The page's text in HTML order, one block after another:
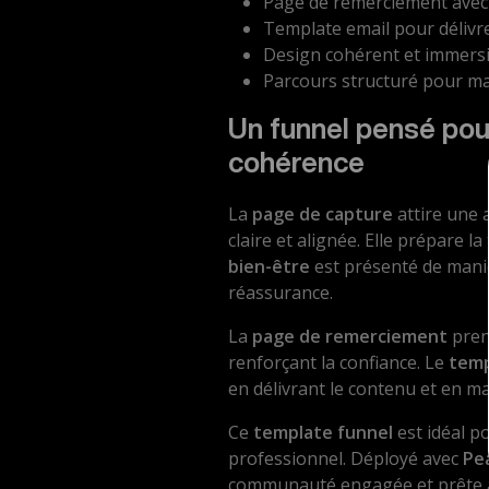
Template email pour
Design cohérent et
Parcours structuré pour
Un funnel pensé
cohérence
La page de capture attire une
claire et alignée. Elle prépare la
bien-être est présenté de
réassurance.
La page de remerciement
renforçant la confiance. Le
en délivrant le contenu et en
Ce template funnel est idéal
professionnel. Déployé avec